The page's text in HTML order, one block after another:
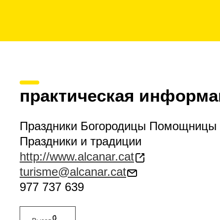
практическая
Праздники Богородицы Помощницы
Праздники и традиции
http://www.alcanar.cat
turisme@alcanar.cat
977 737 639